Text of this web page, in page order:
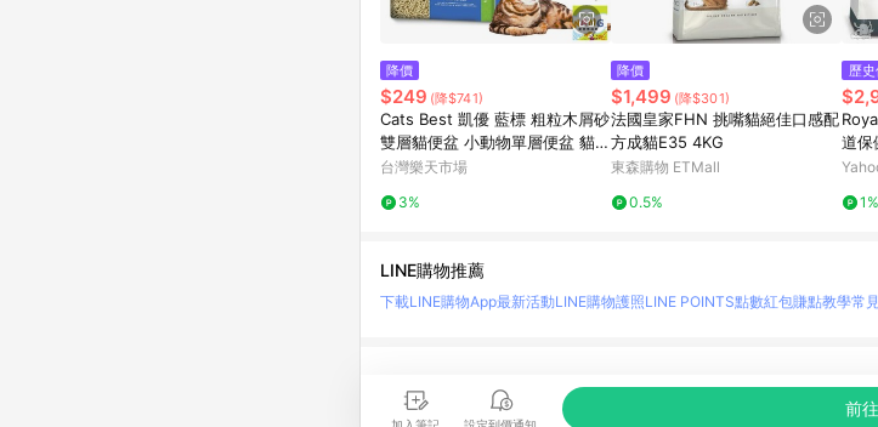
降價
$249 (降$741)
Cats Best 凱優 藍標 粗粒木屑砂
雙層貓便盆 小動物單層便盆 貓砂
公司貨『🐶🐱Ayumi』【 寵物用
注意 部分出貨時間較長
台灣樂天市場
3%
降價
$1,499 (降$301)
法國皇家FHN 挑嘴貓絕佳口感配
方成貓E35 4KG
東森購物 ETMall
0.5%
歷
道保
1%
前
LINE購物推薦
下載LINE購物App最新活動LINE購物護照LINE POINTS點數紅包賺點教學常
LINE 購物是匯集購物情報與商品資訊的整合性平台，並依購物情報中的趨
時間差，請務必點擊商品至各合作網路商家，確認現售價與購物條件，一切資